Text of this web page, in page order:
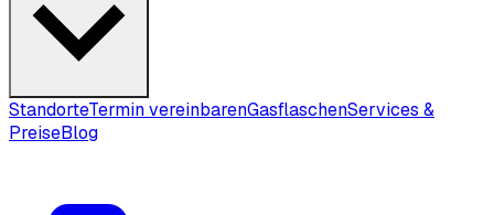
StandorteTermin vereinbarenGasflaschenServices &
PreiseBlog